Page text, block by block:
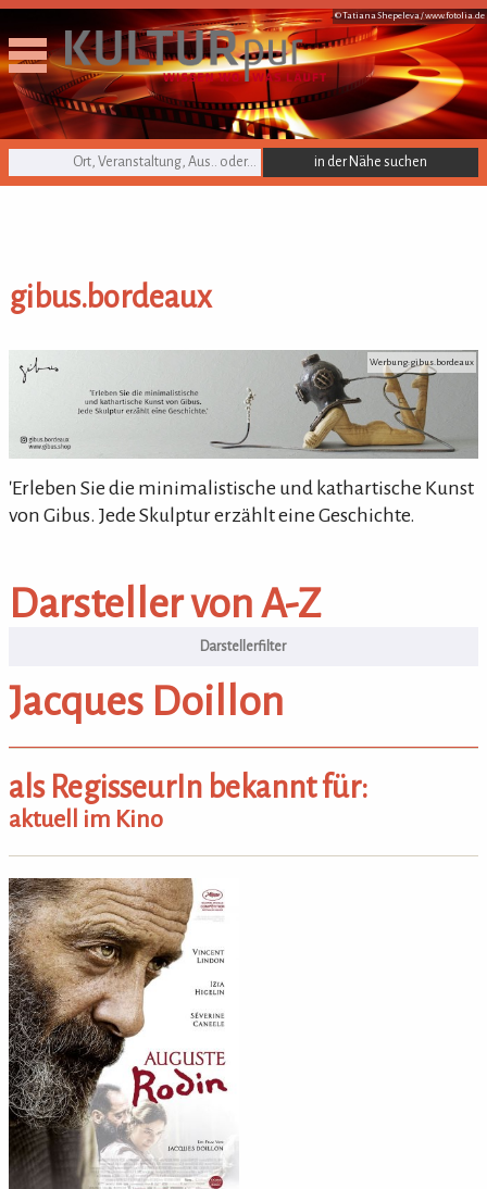
© Tatiana Shepeleva /www.fotolia.de
KULTURpur Suche
gibus.bordeaux
gibus.bordeaux Werbung: gibus.bordeaux
'Erleben Sie die minimalistische und kathartische Kunst
von Gibus. Jede Skulptur erzählt eine Geschichte.
Darsteller von A-Z
Darsteller von A-Z
Jacques Doillon
als RegisseurIn bekannt für:
aktuell im Kino